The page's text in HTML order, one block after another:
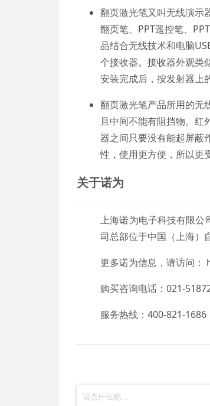
翻页激光笔又叫无线演示
翻页笔、PPT遥控笔、
品结合无线技术和电脑
个接收器。接收器外观类
安装完成后，按发射器上
翻页激光笔产品所用的无
且中间不能有阻挡物。红
器之间只要没有能起屏蔽
性，使用更方便，所以更
关于诺为
上海诺为电子科技有限公
司总部位于中国（上海）
更多诺为信息，请访问
购买咨询电话：021-
服务热线：400-821-1686